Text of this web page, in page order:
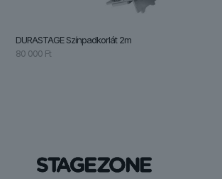
DURASTAGE Színpadkorlát 2m
80 000 Ft